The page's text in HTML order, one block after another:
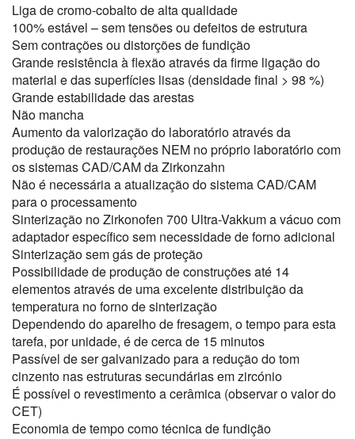
Liga de cromo-cobalto de alta qualidade
100% estável – sem tensões ou defeitos de estrutura
Sem contrações ou distorções de fundição
Grande resistência à flexão através da firme ligação do
material e das superfícies lisas (densidade final > 98 %)
Grande estabilidade das arestas
Não mancha
Aumento da valorização do laboratório através da
produção de restaurações NEM no próprio laboratório com
os sistemas CAD/CAM da Zirkonzahn
Não é necessária a atualização do sistema CAD/CAM
para o processamento
Sinterização no Zirkonofen 700 Ultra-Vakkum a vácuo com
adaptador específico sem necessidade de forno adicional
Sinterização sem gás de proteção
Possibilidade de produção de construções até 14
elementos através de uma excelente distribuição da
temperatura no forno de sinterização
Dependendo do aparelho de fresagem, o tempo para esta
tarefa, por unidade, é de cerca de 15 minutos
Passível de ser galvanizado para a redução do tom
cinzento nas estruturas secundárias em zircónio
É possível o revestimento a cerâmica (observar o valor do
CET)
Economia de tempo como técnica de fundição